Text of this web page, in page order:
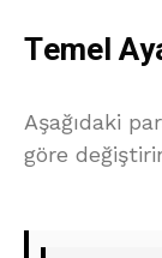
Temel
Aşağıdaki
göre